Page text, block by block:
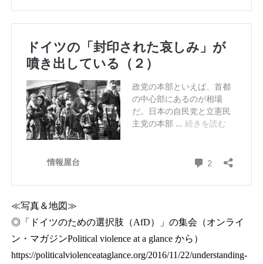
≪写真＆地図≫
◎「ドイツのための選択肢（AfD）」の集会（オンライ
ン・マガジンPolitical violence at a glance から）
https://politicalviolenceataglance.org/2016/11/22/understanding-